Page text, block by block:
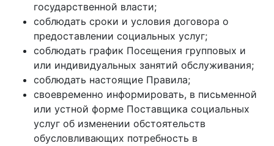
государственной власти;
соблюдать сроки и условия договора о
предоставлении социальных услуг;
соблюдать график Посещения групповых и
или индивидуальных занятий обслуживания;
соблюдать настоящие Правила;
своевременно информировать, в письменной
или устной форме Поставщика социальных
услуг об изменении обстоятельств
обусловливающих потребность в